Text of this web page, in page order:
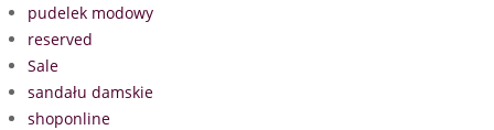
pudelek modowy
reserved
Sale
sandału damskie
shoponline